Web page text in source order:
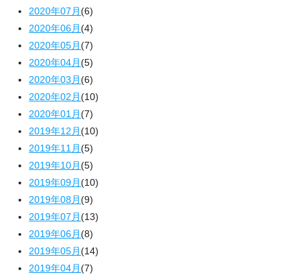
2020年07月(6)
2020年06月(4)
2020年05月(7)
2020年04月(5)
2020年03月(6)
2020年02月(10)
2020年01月(7)
2019年12月(10)
2019年11月(5)
2019年10月(5)
2019年09月(10)
2019年08月(9)
2019年07月(13)
2019年06月(8)
2019年05月(14)
2019年04月(7)